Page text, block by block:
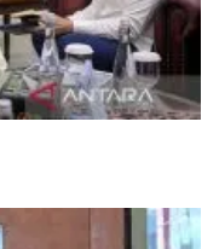
ke Wapres